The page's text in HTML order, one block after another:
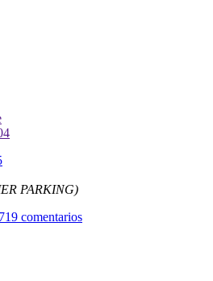
PARKING)
719 comentarios